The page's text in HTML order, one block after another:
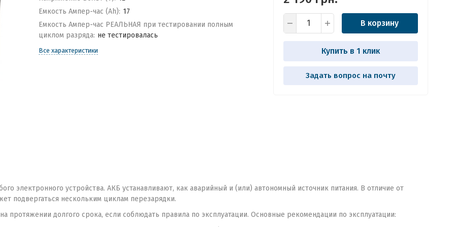
Емкость Ампер-час (Ah): 17
Емкость Ампер-час РЕАЛЬНАЯ при тестировании полным
циклом разряда: не тестировалась
Все характеристики
В корзину
Купить в 1 клик
Задать вопрос на почту
электронного устройства. АКБ устанавливают, как аварийный и (или) автономный источник питания. В отличие от
подвергаться нескольким циклам перезарядки.
протяжении долгого срока, если соблюдать правила по эксплуатации. Основные рекомендации по эксплуатации: